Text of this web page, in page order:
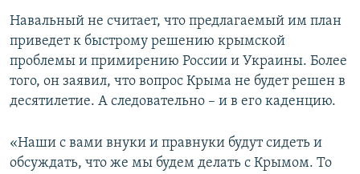
Навальный не считает, что предлагаемый им план
приведет к быстрому решению крымской
проблемы и примирению России и Украины. Более
того, он заявил, что вопрос Крыма не будет решен в
десятилетие. А следовательно – и в его каденцию.
«Наши с вами внуки и правнуки будут сидеть и
обсуждать, что же мы будем делать с Крымом. То